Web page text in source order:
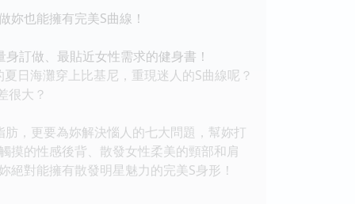
也能擁有完美S曲線！
訂做、最貼近女性需求的健身書！
日海灘穿上比基尼，重現迷人的S曲線呢？
很大？
，更要為妳解決惱人的七大問題，幫妳打
摸的性感後背、散發女性柔美的頸部和肩
對能擁有散發明星魅力的完美S身形！